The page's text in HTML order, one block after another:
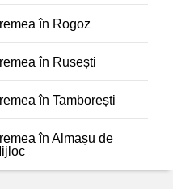
în Rogoz
în Rusești
în Tamborești
în Almașu de